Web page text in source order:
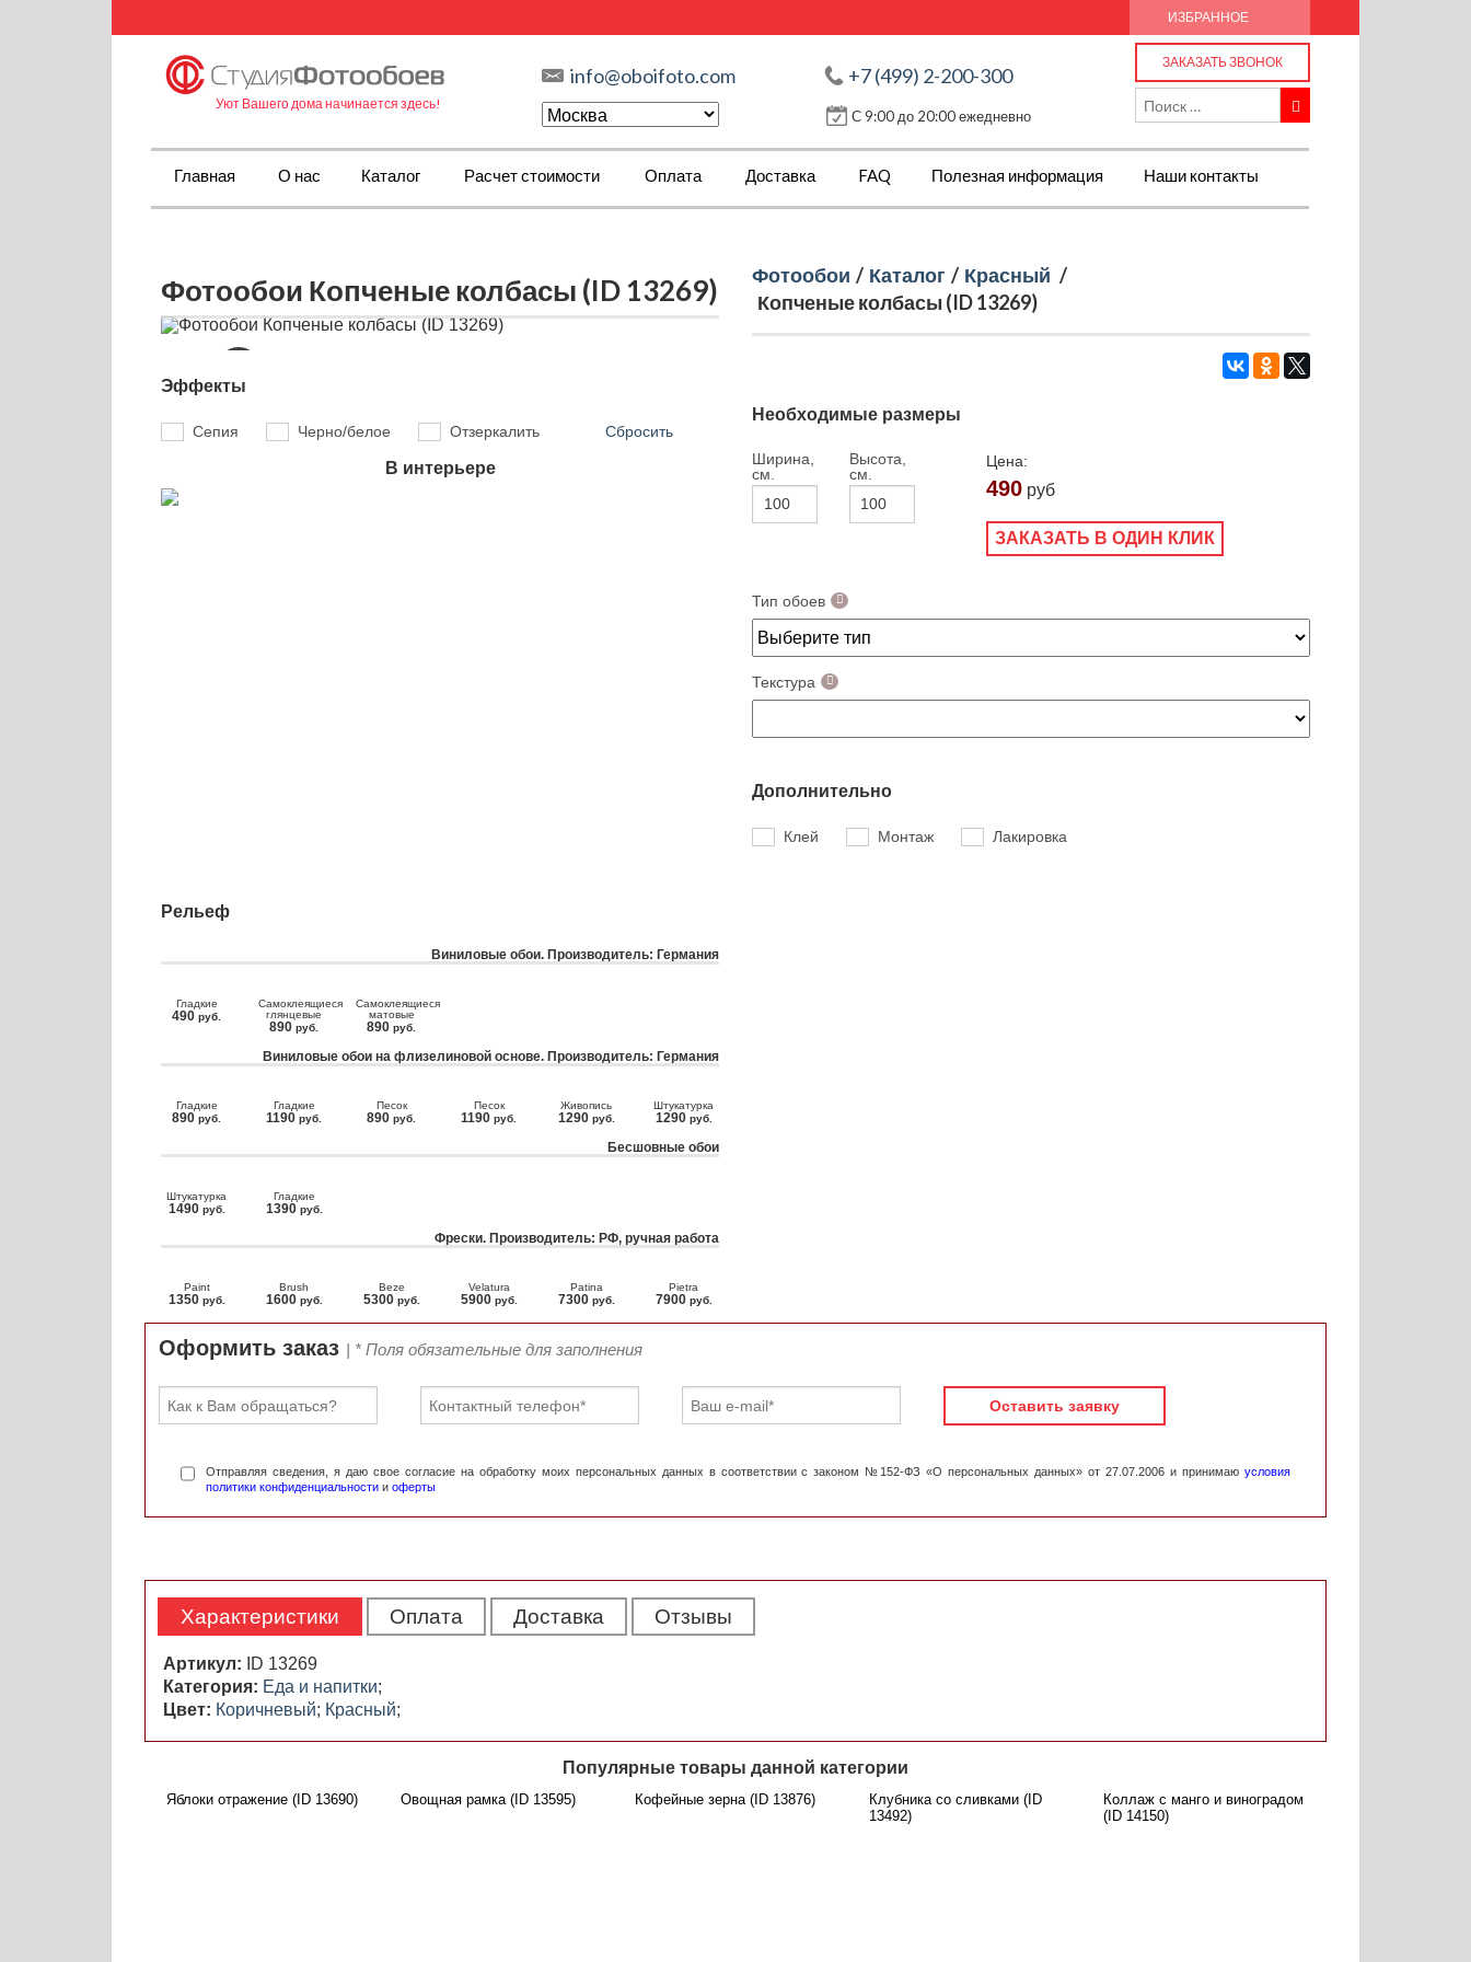
ИЗБРАННОЕ
Уют Вашего дома начинается здесь!
info@oboifoto.com +7 (499) 2-200-300
С 9:00 до 20:00 ежедневно
ЗАКАЗАТЬ ЗВОНОК
Главная О нас Каталог Расчет стоимости Оплата Доставка FAQ Полезная информация Наши контакты
Фотообои Копченые колбасы (ID 13269)
Эффекты
Сепия Черно/белое Отзеркалить Сбросить
В интерьере
Фотообои / Каталог / Красный /
Копченые колбасы (ID 13269)
Необходимые размеры
Ширина,
см.
Высота,
см.
Цена:
490 руб
ЗАКАЗАТЬ В ОДИН КЛИК
Тип обоев
Текстура
Дополнительно
Клей Монтаж Лакировка
Рельеф
Виниловые обои. Производитель: Германия
Гладкие
490 руб.
Самоклеящиеся
глянцевые
890 руб.
Самоклеящиеся
матовые
890 руб.
Виниловые обои на флизелиновой основе. Производитель: Германия
Гладкие
890 руб.
Гладкие
1190 руб.
Песок
890 руб.
Песок
1190 руб.
Живопись
1290 руб.
Штукатурка
1290 руб.
Бесшовные обои
Штукатурка
1490 руб.
Гладкие
1390 руб.
Фрески. Производитель: РФ, ручная работа
Paint
1350 руб.
Brush
1600 руб.
Beze
5300 руб.
Velatura
5900 руб.
Patina
7300 руб.
Pietra
7900 руб.
Оформить заказ | * Поля обязательные для заполнения
Оставить заявку
Отправляя сведения, я даю свое согласие на обработку моих персональных данных в соответствии с законом №152-ФЗ «О персональных данных» от 27.07.2006 и принимаю условия
политики конфиденциальности и оферты
Характеристики Оплата Доставка Отзывы
Артикул:
ID 13269
Категория: Еда и напитки;
Цвет: Коричневый; Красный;
Популярные товары данной категории
Яблоки отражение (ID 13690) Овощная рамка (ID 13595) Кофейные зерна (ID 13876)
Клубника со сливками (ID
13492)
Коллаж с манго и виноградом
(ID 14150)